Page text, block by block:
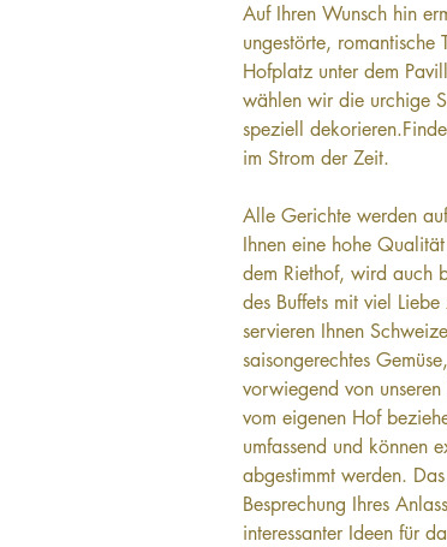
Auf Ihren Wunsch hin
ungestörte, romantische
Hofplatz unter dem
wählen wir die urchige
speziell
im Strom der Zeit.
Alle Gerichte werden
Ihnen eine hohe
dem Riethof, wird auch
des Buffets mit viel
servieren Ihnen
saisongerechtes
vorwiegend von
vom eigenen Hof
umfassend und können
abgestimmt werden.
Besprechung Ihres
interessanter Ideen für